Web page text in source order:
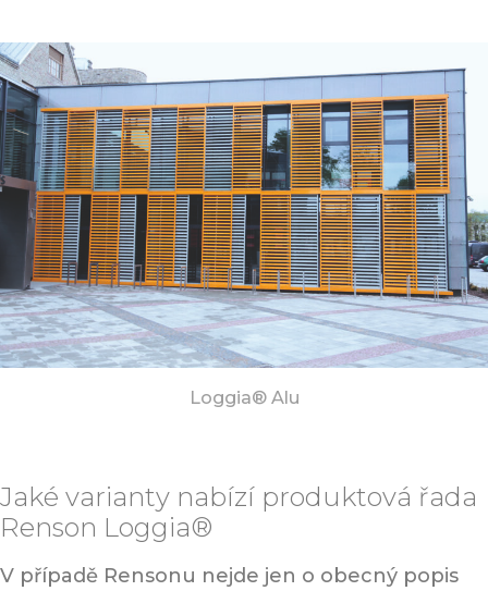
Loggia® Alu
Jaké varianty nabízí produktová řada
Renson Loggia®
V případě Rensonu nejde jen o obecný popis